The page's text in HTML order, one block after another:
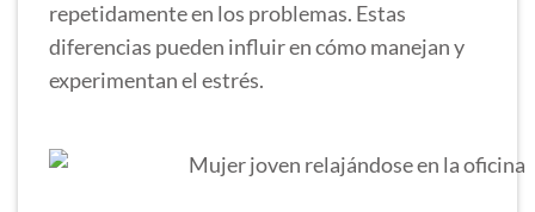
repetidamente en los problemas. Estas
diferencias pueden influir en cómo manejan y
experimentan el estrés.